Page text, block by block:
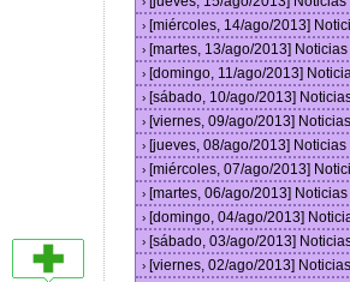
› [miércoles, 14/ago/2013]
› [martes, 13/ago/2013]
› [domingo, 11/ago/2013]
› [sábado, 10/ago/2013]
› [viernes, 09/ago/2013]
› [jueves, 08/ago/2013]
› [miércoles, 07/ago/2013]
› [martes, 06/ago/2013]
› [domingo, 04/ago/2013]
› [sábado, 03/ago/2013]
› [viernes, 02/ago/2013]